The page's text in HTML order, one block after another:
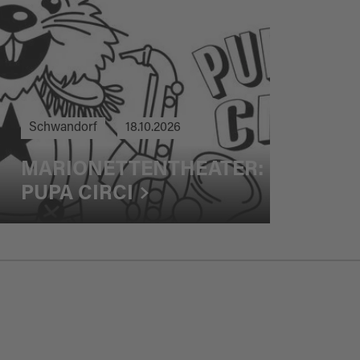
Schwandorf 18.10.2026
MARIONETTENTHEATER:
PUPA CIRCI